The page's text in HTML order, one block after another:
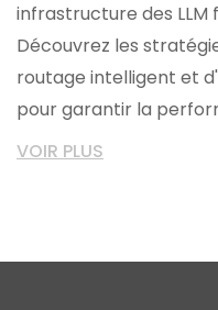
infrastructure des LLM
Découvrez les
routage intelligent et
pour garantir la
VOIR PLUS